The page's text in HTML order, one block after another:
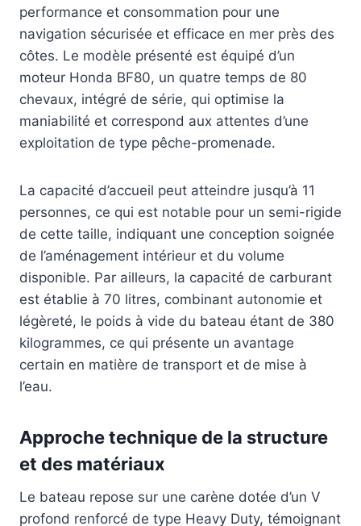
performance et consommation pour une
navigation sécurisée et efficace en mer près des
côtes. Le modèle présenté est équipé d’un
moteur Honda BF80, un quatre temps de 80
chevaux, intégré de série, qui optimise la
maniabilité et correspond aux attentes d’une
exploitation de type pêche-promenade.
La capacité d’accueil peut atteindre jusqu’à 11
personnes, ce qui est notable pour un semi-rigide
de cette taille, indiquant une conception soignée
de l’aménagement intérieur et du volume
disponible. Par ailleurs, la capacité de carburant
est établie à 70 litres, combinant autonomie et
légèreté, le poids à vide du bateau étant de 380
kilogrammes, ce qui présente un avantage
certain en matière de transport et de mise à
l’eau.
Approche technique de la structure
et des matériaux
Le bateau repose sur une carène dotée d’un V
profond renforcé de type Heavy Duty, témoignant